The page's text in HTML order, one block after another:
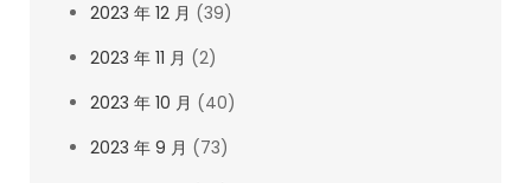
2023 年 12 月 (39)
2023 年 11 月 (2)
2023 年 10 月 (40)
2023 年 9 月 (73)